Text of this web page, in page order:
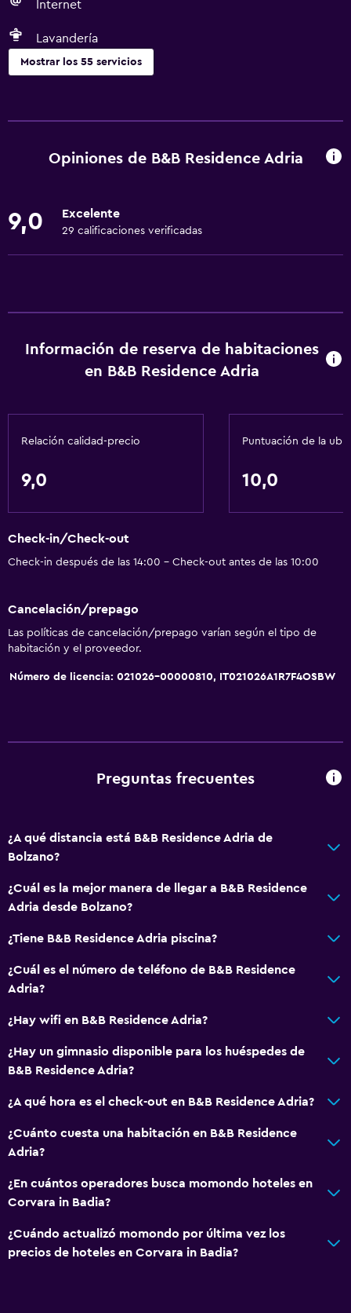
Internet
Lavandería
Mostrar los 55 servicios
Tetera eléctrica
Utensilios de cocina
Cocineta
Habitaciones familiares
Zona de estar
Teléfono
Alfombrado
Bodega de esquí
Espacio de almacenamiento
Baño pequeño adicional
Papel higiénico
Baño privado
Servicios básicos
Wifi gratis
Internet
Actividades
Senderismo
Bicicletas
Ciclismo
Esquí
Estacionamiento gratuito
Opiniones de B&B Residence Adria
9,0 Excelente
29 calificaciones verificadas
Información de reserva de habitaciones
en B&B Residence Adria
Relación calidad-precio
9,0
Puntuación de la
10,0
Check-in/Check-out
Check-in después de las 14:00 - Check-out antes de las 10:00
Cancelación/prepago
Las políticas de cancelación/prepago varían según el tipo de
habitación y el proveedor.
Número de licencia: 021026-00000810, IT021026A1R7F4OSBW
Preguntas frecuentes
¿A qué distancia está B&B Residence Adria de
Bolzano?
¿Cuál es la mejor manera de llegar a B&B Residence
Adria desde Bolzano?
¿Tiene B&B Residence Adria piscina?
¿Cuál es el número de teléfono de B&B Residence
Adria?
¿Hay wifi en B&B Residence Adria?
¿Hay un gimnasio disponible para los huéspedes de
B&B Residence Adria?
¿A qué hora es el check-out en B&B Residence Adria?
¿Cuánto cuesta una habitación en B&B Residence
Adria?
¿En cuántos operadores busca momondo hoteles en
Corvara in Badia?
¿Cuándo actualizó momondo por última vez los
precios de hoteles en Corvara in Badia?